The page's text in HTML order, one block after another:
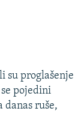
su proglašenje
pojedini
danas ruše,